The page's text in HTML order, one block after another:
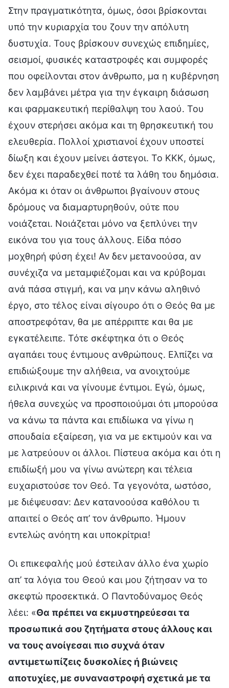
Στην πραγματικότητα, όμως, όσοι βρίσκονται
υπό την κυριαρχία του ζουν την απόλυτη
δυστυχία. Τους βρίσκουν συνεχώς επιδημίες,
σεισμοί, φυσικές καταστροφές και συμφορές
που οφείλονται στον άνθρωπο, μα η κυβέρνηση
δεν λαμβάνει μέτρα για την έγκαιρη διάσωση
και φαρμακευτική περίθαλψη του λαού. Του
έχουν στερήσει ακόμα και τη θρησκευτική του
ελευθερία. Πολλοί χριστιανοί έχουν υποστεί
δίωξη και έχουν μείνει άστεγοι. Το ΚΚΚ, όμως,
δεν έχει παραδεχθεί ποτέ τα λάθη του δημόσια.
Ακόμα κι όταν οι άνθρωποι βγαίνουν στους
δρόμους να διαμαρτυρηθούν, ούτε που
νοιάζεται. Νοιάζεται μόνο να ξεπλύνει την
εικόνα του για τους άλλους. Είδα πόσο
μοχθηρή φύση έχει! Αν δεν μετανοούσα, αν
συνέχιζα να μεταμφιέζομαι και να κρύβομαι
ανά πάσα στιγμή, και να μην κάνω αληθινό
έργο, στο τέλος είναι σίγουρο ότι ο Θεός θα με
αποστρεφόταν, θα με απέρριπτε και θα με
εγκατέλειπε. Τότε σκέφτηκα ότι ο Θεός
αγαπάει τους έντιμους ανθρώπους. Ελπίζει να
επιδιώξουμε την αλήθεια, να ανοιχτούμε
ειλικρινά και να γίνουμε έντιμοι. Εγώ, όμως,
ήθελα συνεχώς να προσποιούμαι ότι μπορούσα
να κάνω τα πάντα και επιδίωκα να γίνω η
σπουδαία εξαίρεση, για να με εκτιμούν και να
με λατρεύουν οι άλλοι. Πίστευα ακόμα και ότι η
επιδίωξή μου να γίνω ανώτερη και τέλεια
ευχαριστούσε τον Θεό. Τα γεγονότα, ωστόσο,
με διέψευσαν: Δεν κατανοούσα καθόλου τι
απαιτεί ο Θεός απ’ τον άνθρωπο. Ήμουν
εντελώς ανόητη και υποκρίτρια!
Οι επικεφαλής μού έστειλαν άλλο ένα χωρίο
απ’ τα λόγια του Θεού και μου ζήτησαν να το
σκεφτώ προσεκτικά. Ο Παντοδύναμος Θεός
λέει: «Θα πρέπει να εκμυστηρεύεσαι τα
προσωπικά σου ζητήματα στους άλλους και
να τους ανοίγεσαι πιο συχνά όταν
αντιμετωπίζεις δυσκολίες ή βιώνεις
αποτυχίες, με συναναστροφή σχετικά με τα